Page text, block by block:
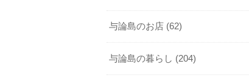
与論島のお店 (62)
与論島の暮らし (204)